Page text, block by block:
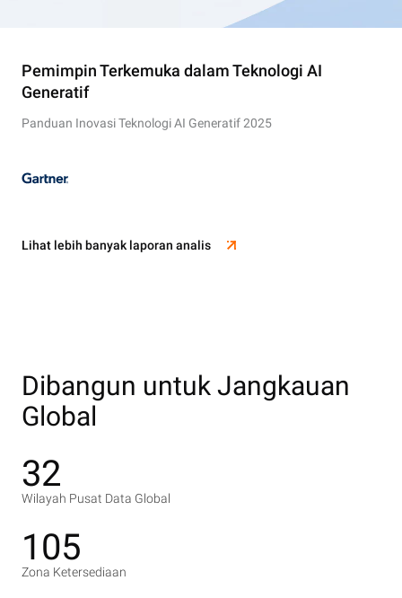
Pemimpin Terkemuka dalam Teknologi AI
Generatif
Panduan Inovasi Teknologi AI Generatif 2025
Lihat lebih banyak laporan analis
Dibangun untuk Jangkauan
Global
32
Wilayah Pusat Data Global
105
Zona Ketersediaan